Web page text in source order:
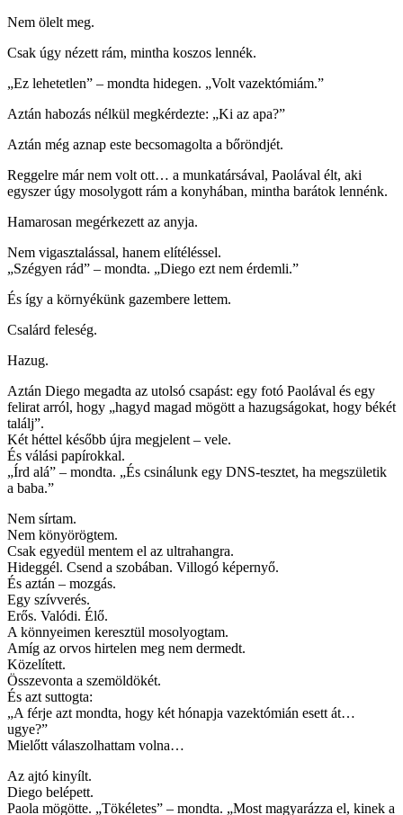
Nem ölelt meg.
Csak úgy nézett rám, mintha koszos lennék.
„Ez lehetetlen” – mondta hidegen. „Volt vazektómiám.”
Aztán habozás nélkül megkérdezte: „Ki az apa?”
Aztán még aznap este becsomagolta a bőröndjét.
Reggelre már nem volt ott… a munkatársával, Paolával élt, aki
egyszer úgy mosolygott rám a konyhában, mintha barátok lennénk.
Hamarosan megérkezett az anyja.
Nem vigasztalással, hanem elítéléssel.
„Szégyen rád” – mondta. „Diego ezt nem érdemli.”
És így a környékünk gazembere lettem.
Csalárd feleség.
Hazug.
Aztán Diego megadta az utolsó csapást: egy fotó Paolával és egy
felirat arról, hogy „hagyd magad mögött a hazugságokat, hogy békét
találj”.
Két héttel később újra megjelent – ​​vele.
És válási papírokkal.
„Írd alá” – mondta. „És csinálunk egy DNS-tesztet, ha megszületik
a baba.”
Nem sírtam.
Nem könyörögtem.
Csak egyedül mentem el az ultrahangra.
Hideggél. Csend a szobában. Villogó képernyő.
És aztán – mozgás.
Egy szívverés.
Erős. Valódi. Élő.
A könnyeimen keresztül mosolyogtam.
Amíg az orvos hirtelen meg nem dermedt.
Közelített.
Összevonta a szemöldökét.
És azt suttogta:
„A férje azt mondta, hogy két hónapja vazektómián esett át…
ugye?”
Mielőtt válaszolhattam volna…
Az ajtó kinyílt.
Diego belépett.
Paola mögötte. „Tökéletes” – mondta. „Most magyarázza el, kinek a